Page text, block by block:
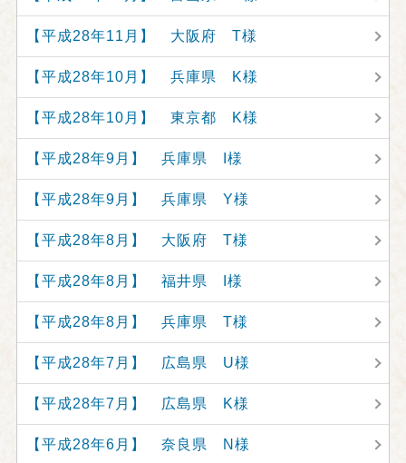
【平成28年11月】 大阪府 T様
【平成28年10月】 兵庫県 K様
【平成28年10月】 東京都 K様
【平成28年9月】 兵庫県 I様
【平成28年9月】 兵庫県 Y様
【平成28年8月】 大阪府 T様
【平成28年8月】 福井県 I様
【平成28年8月】 兵庫県 T様
【平成28年7月】 広島県 U様
【平成28年7月】 広島県 K様
【平成28年6月】 奈良県 N様